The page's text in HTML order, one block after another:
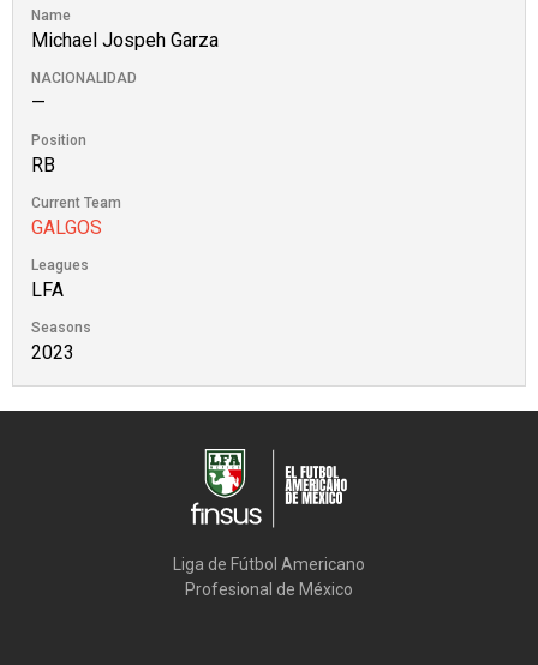
Name
Michael Jospeh Garza
NACIONALIDAD
—
Position
RB
Current Team
GALGOS
Leagues
LFA
Seasons
2023
Liga de Fútbol Americano
Profesional de México